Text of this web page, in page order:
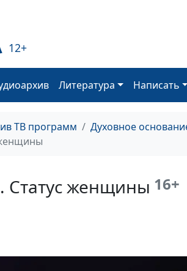
12+
Литература Написать
ТВ программ Духовное
женщины 16+